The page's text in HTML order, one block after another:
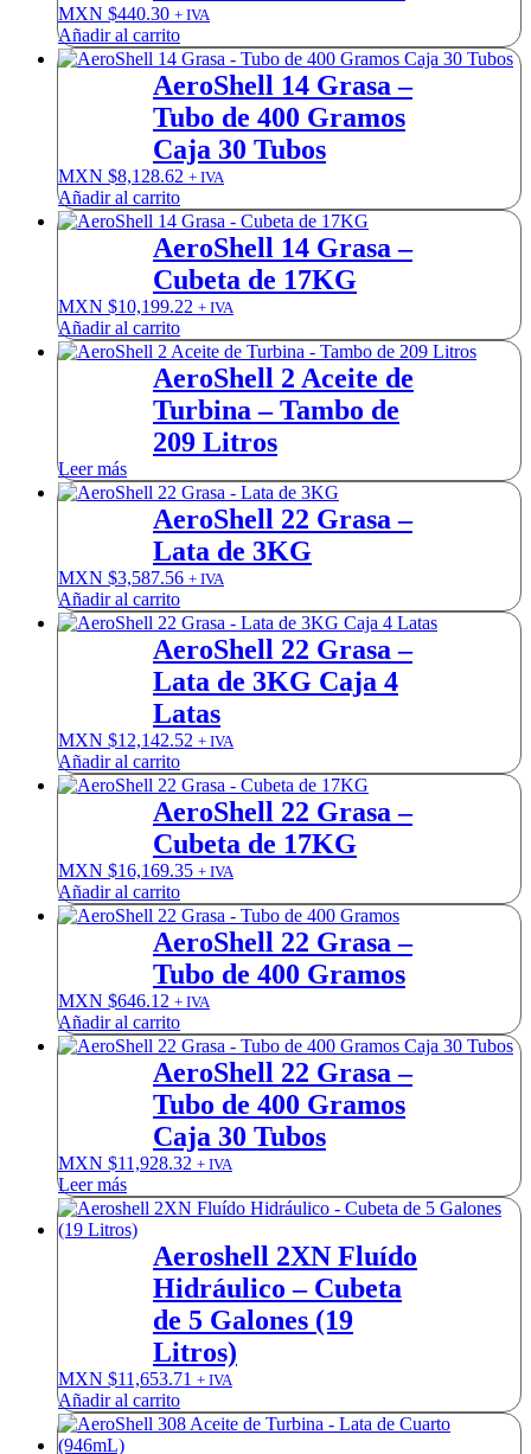
MXN $440.30 + IVA
Añadir al carrito
AeroShell 14 Grasa –
Tubo de 400 Gramos
Caja 30 Tubos
MXN $8,128.62 + IVA
Añadir al carrito
AeroShell 14 Grasa –
Cubeta de 17KG
MXN $10,199.22 + IVA
Añadir al carrito
AeroShell 2 Aceite de
Turbina – Tambo de
209 Litros
Leer más
AeroShell 22 Grasa –
Lata de 3KG
MXN $3,587.56 + IVA
Añadir al carrito
AeroShell 22 Grasa –
Lata de 3KG Caja 4
Latas
MXN $12,142.52 + IVA
Añadir al carrito
AeroShell 22 Grasa –
Cubeta de 17KG
MXN $16,169.35 + IVA
Añadir al carrito
AeroShell 22 Grasa –
Tubo de 400 Gramos
MXN $646.12 + IVA
Añadir al carrito
AeroShell 22 Grasa –
Tubo de 400 Gramos
Caja 30 Tubos
MXN $11,928.32 + IVA
Leer más
Aeroshell 2XN Fluído
Hidráulico – Cubeta
de 5 Galones (19
Litros)
MXN $11,653.71 + IVA
Añadir al carrito